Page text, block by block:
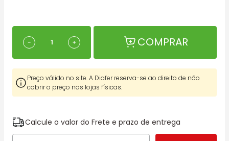
＋
－ COMPRAR
Preço válido no site. A Diafer reserva-se ao direito de não
cobrir o preço nas lojas físicas.
Calcule o valor do Frete e prazo de entrega